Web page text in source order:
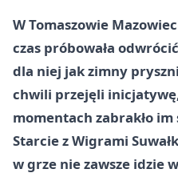
W Tomaszowie
czas próbowała
dla niej jak zimny
chwili przejęli
momentach zabrakło
Starcie z Wigrami
w grze nie zawsze idzie